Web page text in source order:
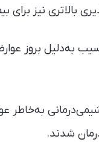
بالاتری نیز برای
گروه